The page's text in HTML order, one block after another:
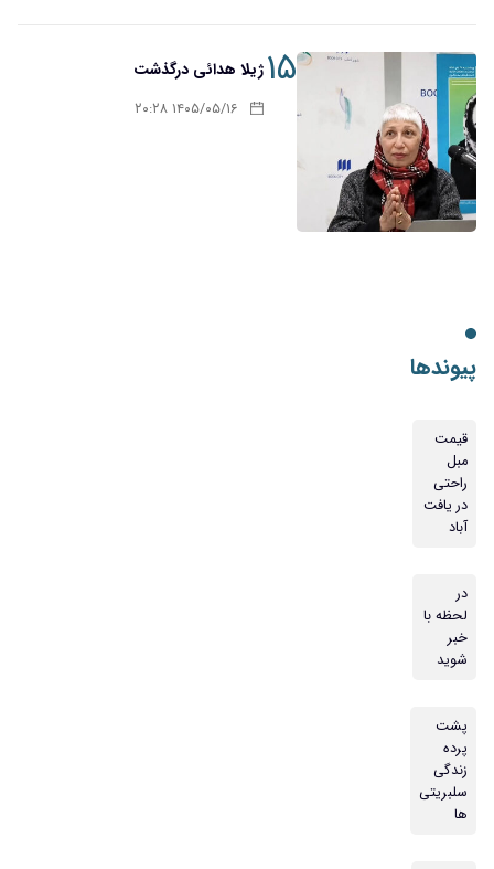
۱۵ژیلا هدائی درگذشت
۱۴۰۵/۰۵/۱۶ ۲۰:۲۸
پیوندها
قیمت
مبل
راحتی
در یافت
آباد
در
لحظه با
خبر
شوید
پشت
پرده
زندگی
سلبریتی
ها